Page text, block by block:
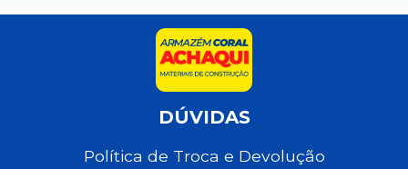
DÚVIDAS
Política de Troca e Devolução